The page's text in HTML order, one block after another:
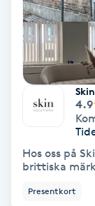
Toning
Torr hårbotten
Torrborstning
Trådning
4.9
Hos oss på
brittiska
Presentkort